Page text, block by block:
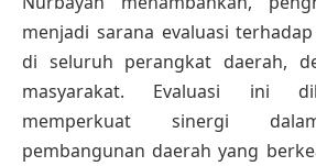
menjadi sarana evaluasi
di seluruh perangkat daerah,
masyarakat. Evaluasi ini
memperkuat sinergi
pembangunan daerah yang